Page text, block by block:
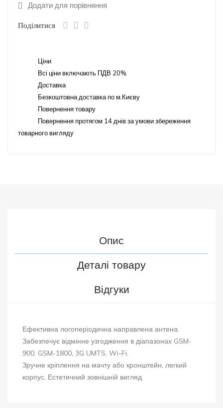
Додати для порівняння
Поділитися
Ціни
Всі ціни включають ПДВ 20%.
Доставка
Безкоштовна доставка по м.Києву
Повернення товару
Повернення протягом 14 днів за умови збереження
товарного вигляду
Опис
Деталі товару
Відгуки
Ефективна логоперіодична направлена антена.
Забезпечує відмінне узгодження в діапазонах GSM-
900, GSM-1800, 3G UMTS, Wi-Fi.
Зручне кріплення на мачту або кронштейн, легкий
корпус. Естетичний зовнішній вигляд.